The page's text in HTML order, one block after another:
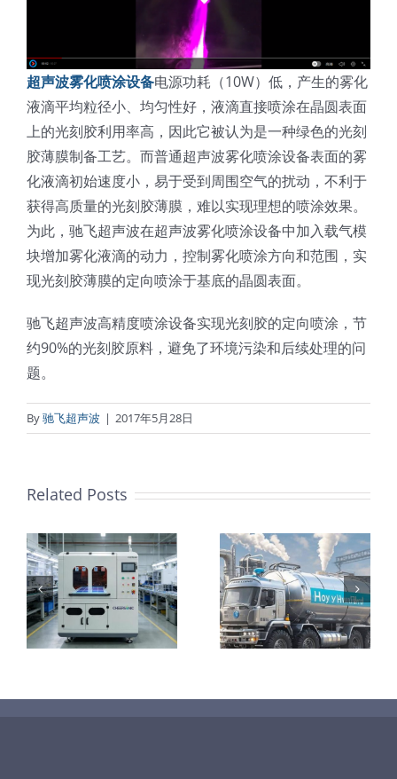
流量
双进液
耐化学腐蚀的喷嘴
喷嘴兼容性
超声波雾化喷涂设备电源功耗（10W）低，产生的雾化
液滴平均粒径小、均匀性好，液滴直接喷涂在晶圆表面
上的光刻胶利用率高，因此它被认为是一种绿色的光刻
胶薄膜制备工艺。而普通超声波雾化喷涂设备表面的雾
化液滴初始速度小，易于受到周围空气的扰动，不利于
获得高质量的光刻胶薄膜，难以实现理想的喷涂效果。
为此，驰飞超声波在超声波雾化喷涂设备中加入载气模
块增加雾化液滴的动力，控制雾化喷涂方向和范围，实
现光刻胶薄膜的定向喷涂于基底的晶圆表面。
驰飞超声波高精度喷涂设备实现光刻胶的定向喷涂，节
约90%的光刻胶原料，避免了环境污染和后续处理的问
题。
By驰飞超声波 | 2017年5月28日
Related Posts
认识氢、了解
氢、守护氢安
全
电解槽研报